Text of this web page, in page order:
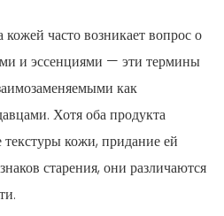
часто возникает вопрос о
и эссенциями — эти термины
как
Хотя оба продукта
кожи, придание ей
старения, они различаются